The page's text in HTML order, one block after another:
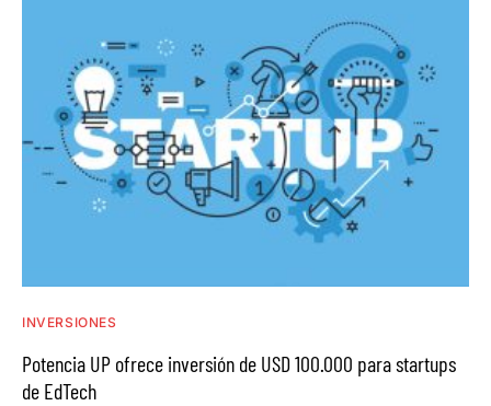
INVERSIONES
Potencia UP ofrece inversión de USD 100.000 para startups
de EdTech